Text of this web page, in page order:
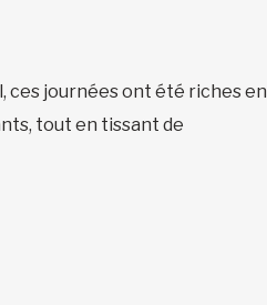
ces journées ont été riches en
tout en tissant de